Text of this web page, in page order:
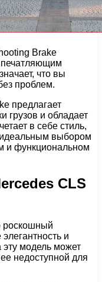
Brake
что вы
проблем.
предлагает
грузов и обладает
в себе стиль,
идеальным выбором
и функциональном
CLS
роскошный
и
модель может
недоступной для